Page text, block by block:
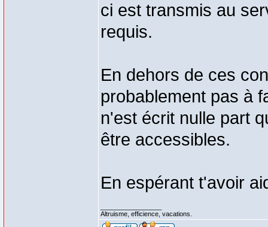
ci est transmis au
requis.
En dehors de ces
probablement pas à
n'est écrit nulle part
être accessibles.
En espérant t'avoir
Altruisme, efficience, vacations.